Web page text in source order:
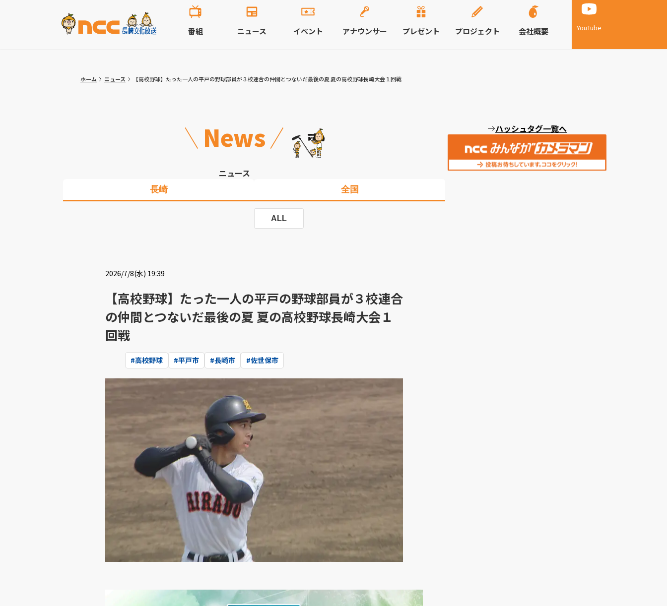
YouTube
番組 ニュース イベント アナウンサー プレゼント プロジェクト 会社概要
ホーム ニュース 【高校野球】たった一人の平戸の野球部員が３校連合の仲間とつないだ最後の夏 夏の高校野球長崎大会１回戦
News
ニュース
長崎 全国
ALL
2026/7/8(水) 19:39
【高校野球】たった一人の平戸の野球部員が３校連合
の仲間とつないだ最後の夏 夏の高校野球長崎大会１
回戦
#高校野球 #平戸市 #長崎市 #佐世保市
ハッシュタグ一覧へ